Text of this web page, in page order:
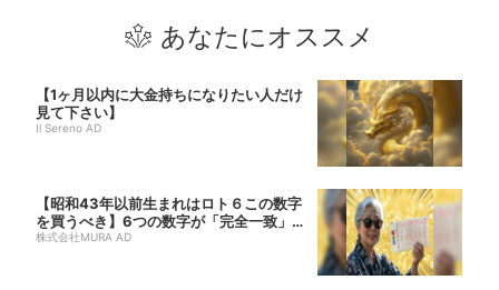
あなたにオススメ
【1ヶ月以内に大金持ちになりたい人だけ
見て下さい】
Il Sereno AD
【昭和43年以前生まれはロト６この数字
を買うべき】6つの数字が「完全一致」す
る方...
株式会社MURA AD